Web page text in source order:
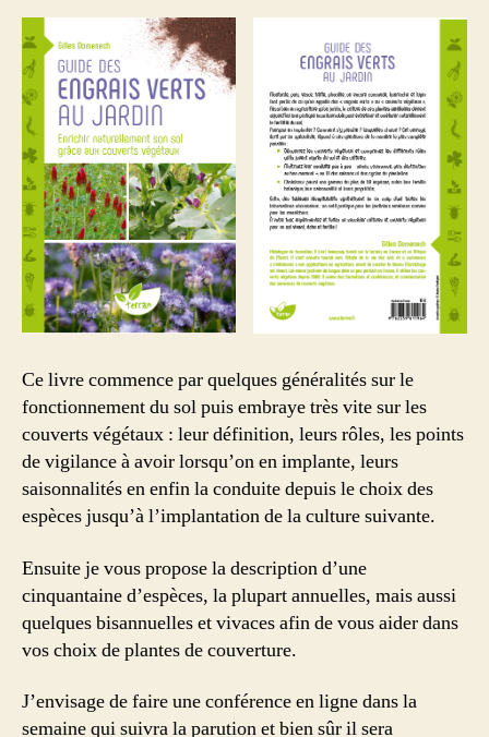
de
Ce livre commence par quelques généralités sur le
fonctionnement du sol puis embraye très vite sur les
couverts végétaux : leur définition, leurs rôles, les points
de vigilance à avoir lorsqu’on en implante, leurs
saisonnalités en enfin la conduite depuis le choix des
espèces jusqu’à l’implantation de la culture suivante.
Ensuite je vous propose la description d’une
cinquantaine d’espèces, la plupart annuelles, mais aussi
quelques bisannuelles et vivaces afin de vous aider dans
vos choix de plantes de couverture.
J’envisage de faire une conférence en ligne dans la
semaine qui suivra la parution et bien sûr il sera